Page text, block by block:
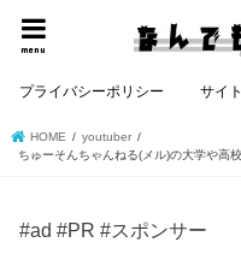
menu
プライバシーポリシー サイ
HOME
youtuber
ちゅーそんちゃんねる(メル)の大学や高
#ad #PR #スポンサー